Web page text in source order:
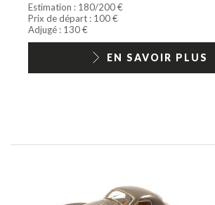
Estimation : 180/200 €
Prix de départ : 100 €
Adjugé : 130 €
EN SAVOIR PLUS